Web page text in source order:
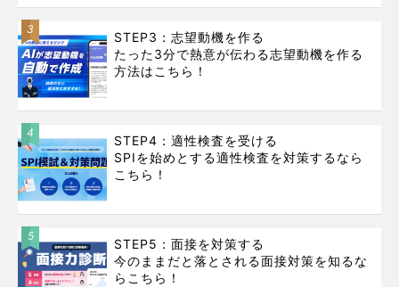
3
STEP3：志望動機を作る
たった3分で熱意が伝わる志望動機を作る
方法はこちら！
4
STEP4：適性検査を受ける
SPIを始めとする適性検査を対策するなら
こちら！
5
STEP5：面接を対策する
今のままだと落とされる面接対策を知るな
らこちら！